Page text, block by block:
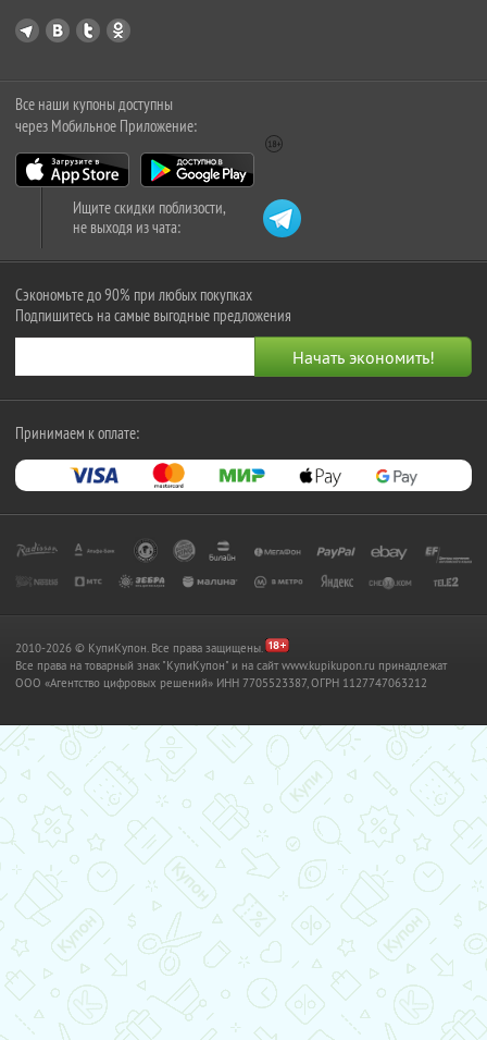
Все наши купоны доступны
через Мобильное Приложение:
Ищите скидки поблизости,
не выходя из чата:
Сэкономьте до 90% при любых покупках
Подпишитесь на самые выгодные предложения
Принимаем к оплате:
2010-2026 © КупиКупон. Все права защищены.
Все права на товарный знак "КупиКупон" и на сайт www.kupikupon.ru принадлежат
OOO «Агентство цифровых решений» ИНН 7705523387, ОГРН 1127747063212